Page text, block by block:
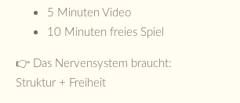
5 Minuten Video
10 Minuten freies Spiel
👉 Das Nervensystem braucht:
Struktur + Freiheit